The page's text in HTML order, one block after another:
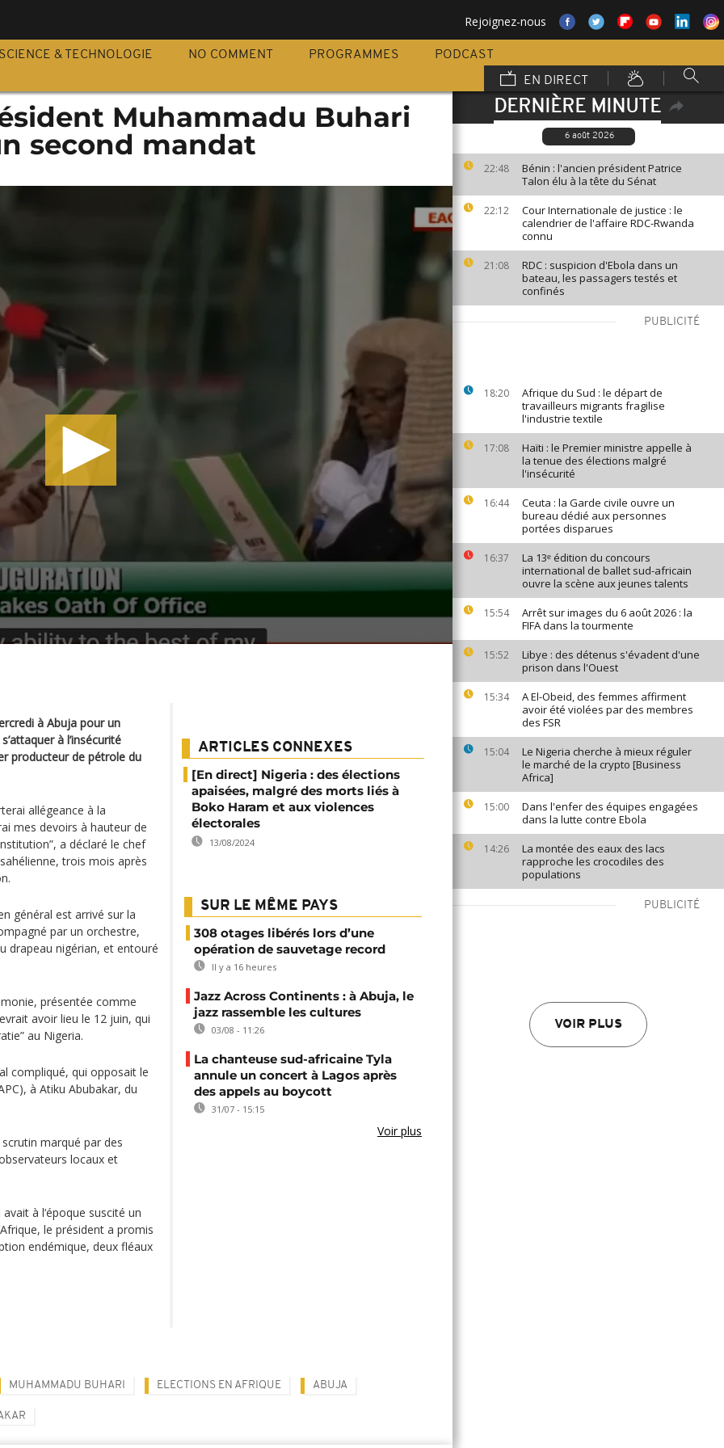
Rejoignez-nous
SCIENCE & TECHNOLOGIE NO COMMENT PROGRAMMES
PODCAST
EN DIRECT
DERNIÈRE MINUTE
6 août 2026
22:48
Bénin : l'ancien président Patrice
Talon élu à la tête du Sénat
22:12
Cour Internationale de justice : le
calendrier de l'affaire RDC-Rwanda
connu
21:08
RDC : suspicion d'Ebola dans un
bateau, les passagers testés et
confinés
PUBLICITÉ
18:20
Afrique du Sud : le départ de
travailleurs migrants fragilise
l'industrie textile
17:08
Haïti : le Premier ministre appelle à
la tenue des élections malgré
l'insécurité
16:44
Ceuta : la Garde civile ouvre un
bureau dédié aux personnes
portées disparues
16:37
La 13ᵉ édition du concours
international de ballet sud-africain
ouvre la scène aux jeunes talents
15:54
Arrêt sur images du 6 août 2026 : la
FIFA dans la tourmente
15:52
Libye : des détenus s'évadent d'une
prison dans l'Ouest
15:34
A El-Obeid, des femmes affirment
avoir été violées par des membres
des FSR
15:04
Le Nigeria cherche à mieux réguler
le marché de la crypto [Business
Africa]
15:00
Dans l'enfer des équipes engagées
dans la lutte contre Ebola
14:26
La montée des eaux des lacs
rapproche les crocodiles des
populations
PUBLICITÉ
VOIR PLUS
Muhammadu Buhari
second mandat
à Abuja pour un
à l’insécurité
producteur de pétrole du
allégeance à la
mes devoirs à hauteur de
a déclaré le chef
trois mois après
général est arrivé sur la
par un orchestre,
drapeau nigérian, et entouré
présentée comme
avoir lieu le 12 juin, qui
au Nigeria.
compliqué, qui opposait le
à Atiku Abubakar, du
marqué par des
locaux et
à l‘époque suscité un
le président a promis
endémique, deux fléaux
ARTICLES CONNEXES
[En direct] Nigeria : des élections
apaisées, malgré des morts liés à
Boko Haram et aux violences
électorales
13/08/2024
SUR LE MÊME PAYS
308 otages libérés lors d’une
opération de sauvetage record
Il y a 16 heures
Jazz Across Continents : à Abuja, le
jazz rassemble les cultures
03/08 - 11:26
La chanteuse sud-africaine Tyla
annule un concert à Lagos après
des appels au boycott
31/07 - 15:15
Voir plus
MUHAMMADU BUHARI ELECTIONS EN AFRIQUE ABUJA